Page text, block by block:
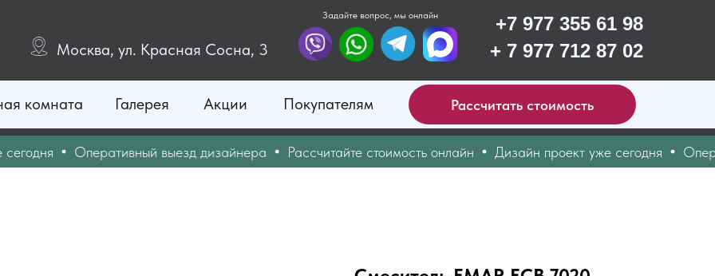
Покупателям
Галерея
+7 977 355 61 98
Москва, ул. Красная Сосна, 3
Задайте вопрос, мы онлайн
комната
+ 7 977 712 87 02
Рассчитать стоимость
Акции
Оперативный выезд дизайнера Рассчитайте стоимость онлайн Дизайн проект уже сегодня